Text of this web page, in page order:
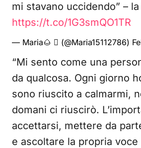
mi stavano uccidendo” –
https://t.co/1G3smQO1TR
— Maria🌰  (@Maria15112786)
“Mi sento come una
da qualcosa. Ogni giorno
sono riuscito a calmarmi,
domani ci riuscirò.
accettarsi, mettere da
e ascoltare la propria